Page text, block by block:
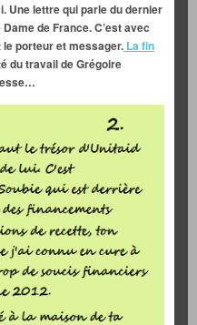
Une lettre qui parle du dernier
de France. C’est avec
porteur et messager. La fin
du travail de Grégoire